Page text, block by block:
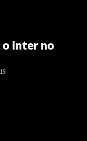
o Inter no